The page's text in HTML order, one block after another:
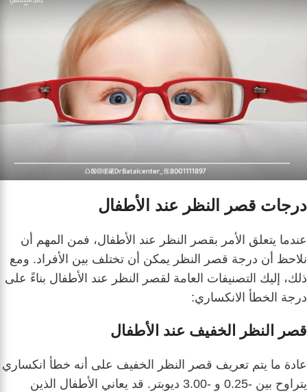
درجات قصر النظر عند الأطفال
عندما يتعلق الأمر بقصر النظر عند الأطفال، فمن المهم أن
نلاحظ أن درجة قصر النظر يمكن أن تختلف بين الأفراد. ومع
ذلك، إليك التصنيفات العامة لقصر النظر عند الأطفال بناءً على
درجة الخطأ الانكساري:
قصر النظر الخفيف عند الأطفال
عادة ما يتم تعريف قصر النظر الخفيف على أنه خطأ انكساري
يتراوح بين -0.25 و -3.00 ديوبتر. قد يعاني الأطفال الذين